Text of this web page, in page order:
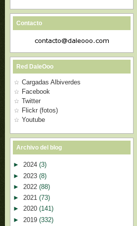
Contacto
Red DaleOoo
Cargadas Albiverdes
Facebook
Twitter
Flickr (fotos)
Youtube
Archivo del blog
► 2024 (3)
► 2023 (8)
► 2022 (88)
► 2021 (73)
► 2020 (141)
► 2019 (332)